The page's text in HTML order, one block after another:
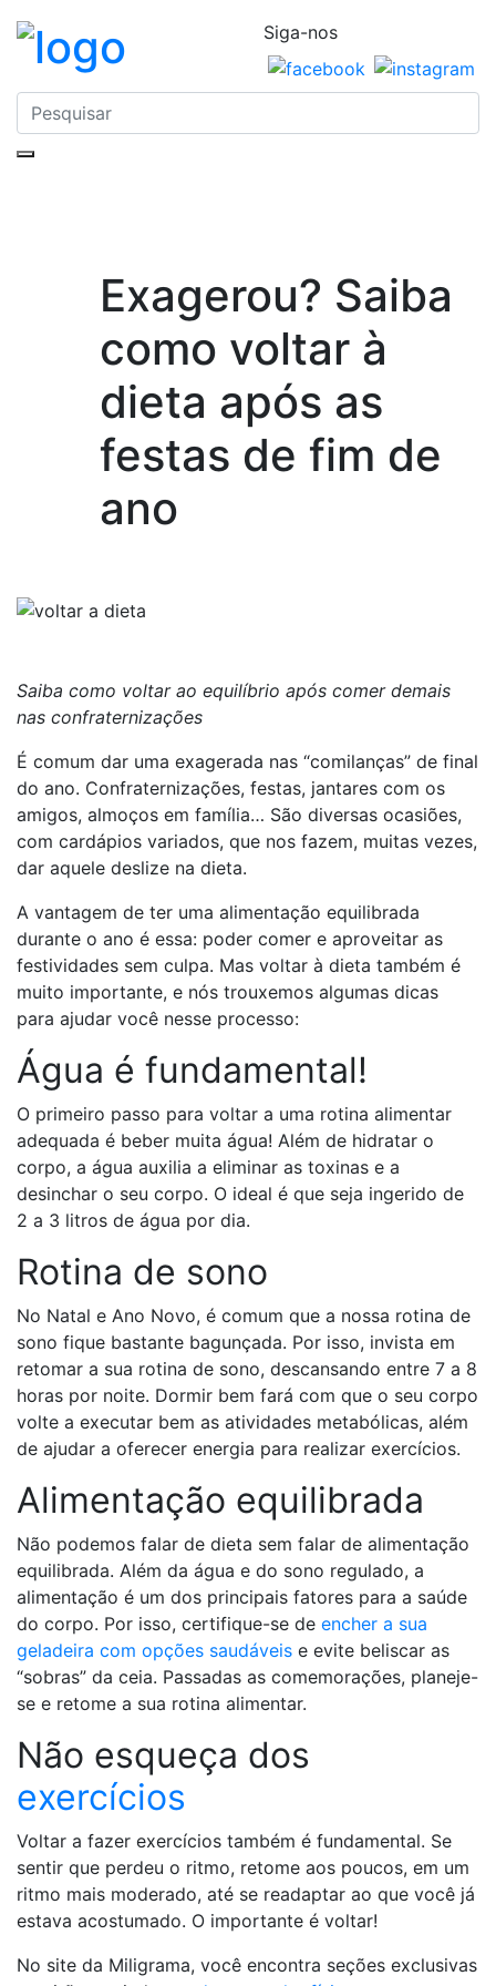
Siga-nos
Exagerou? Saiba
como voltar à
dieta após as
festas de fim de
ano
Saiba como voltar ao equilíbrio após comer demais
nas confraternizações
É comum dar uma exagerada nas “comilanças” de final
do ano. Confraternizações, festas, jantares com os
amigos, almoços em família… São diversas ocasiões,
com cardápios variados, que nos fazem, muitas vezes,
dar aquele deslize na dieta.
A vantagem de ter uma alimentação equilibrada
durante o ano é essa: poder comer e aproveitar as
festividades sem culpa. Mas voltar à dieta também é
muito importante, e nós trouxemos algumas dicas
para ajudar você nesse processo:
Água é fundamental!
O primeiro passo para voltar a uma rotina alimentar
adequada é beber muita água! Além de hidratar o
corpo, a água auxilia a eliminar as toxinas e a
desinchar o seu corpo. O ideal é que seja ingerido de
2 a 3 litros de água por dia.
Rotina de sono
No Natal e Ano Novo, é comum que a nossa rotina de
sono fique bastante bagunçada. Por isso, invista em
retomar a sua rotina de sono, descansando entre 7 a 8
horas por noite. Dormir bem fará com que o seu corpo
volte a executar bem as atividades metabólicas, além
de ajudar a oferecer energia para realizar exercícios.
Alimentação equilibrada
Não podemos falar de dieta sem falar de alimentação
equilibrada. Além da água e do sono regulado, a
alimentação é um dos principais fatores para a saúde
do corpo. Por isso, certifique-se de encher a sua
geladeira com opções saudáveis e evite beliscar as
“sobras” da ceia. Passadas as comemorações, planeje-
se e retome a sua rotina alimentar.
Não esqueça dos
exercícios
Voltar a fazer exercícios também é fundamental. Se
sentir que perdeu o ritmo, retome aos poucos, em um
ritmo mais moderado, até se readaptar ao que você já
estava acostumado. O importante é voltar!
No site da Miligrama, você encontra seções exclusivas